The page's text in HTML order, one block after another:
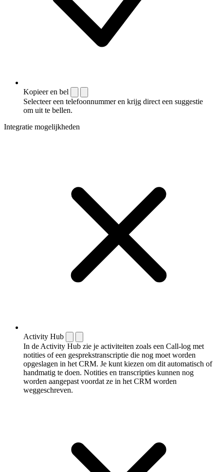
Kopieer en bel
Selecteer een telefoonnummer en krijg direct een suggestie
om uit te bellen.
Integratie mogelijkheden
Activity Hub
In de Activity Hub zie je activiteiten zoals een Call-log met
notities of een gespreks­transcriptie die nog moet worden
opgeslagen in het CRM. Je kunt kiezen om dit automatisch of
handmatig te doen. Notities en transcripties kunnen nog
worden aangepast voordat ze in het CRM worden
weggeschreven.